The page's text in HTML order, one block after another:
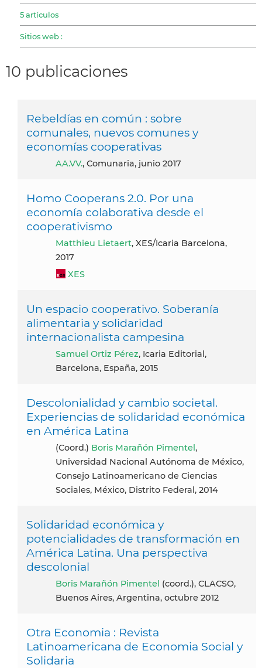
5 artículos
Sitios web :
10 publicaciones
Rebeldías en común : sobre
comunales, nuevos comunes y
economías cooperativas
AA.VV., Comunaria, junio 2017
Homo Cooperans 2.0. Por una
economía colaborativa desde el
cooperativismo
Matthieu Lietaert, XES/Icaria Barcelona,
2017
XES
Un espacio cooperativo. Soberanía
alimentaria y solidaridad
internacionalista campesina
Samuel Ortiz Pérez, Icaria Editorial,
Barcelona, España, 2015
Descolonialidad y cambio societal.
Experiencias de solidaridad económica
en América Latina
(coord.) Boris Marañón Pimentel,
Universidad Nacional Autónoma de México,
Consejo Latinoamericano de Ciencias
Sociales, México, Distrito Federal, 2014
Solidaridad económica y
potencialidades de transformación en
América Latina. Una perspectiva
descolonial
Boris Marañón Pimentel (coord.), CLACSO,
Buenos Aires, Argentina, octubre 2012
Otra Economia : Revista
Latinoamericana de Economia Social y
Solidaria